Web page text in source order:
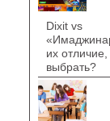
Dixit vs
их
выбрать?